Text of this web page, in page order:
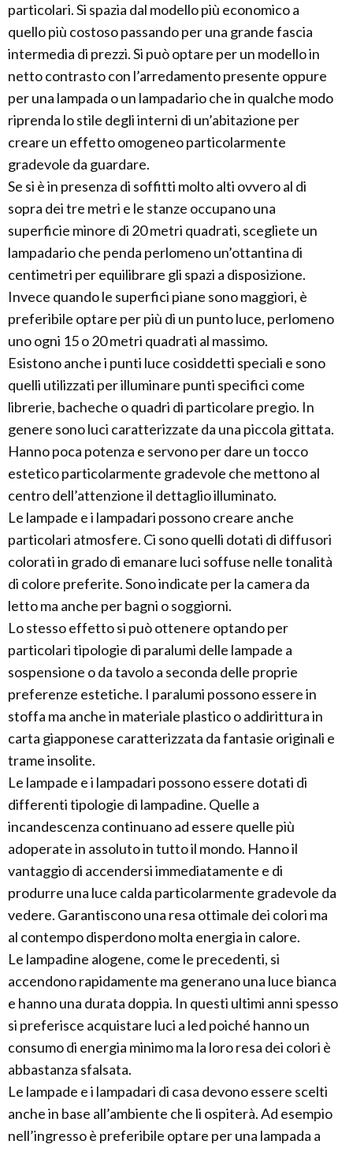
particolari. Si spazia dal modello più economico a
quello più costoso passando per una grande fascia
intermedia di prezzi. Si può optare per un modello in
netto contrasto con l’arredamento presente oppure
per una lampada o un lampadario che in qualche modo
riprenda lo stile degli interni di un’abitazione per
creare un effetto omogeneo particolarmente
gradevole da guardare.
Se si è in presenza di soffitti molto alti ovvero al di
sopra dei tre metri e le stanze occupano una
superficie minore di 20 metri quadrati, scegliete un
lampadario che penda perlomeno un’ottantina di
centimetri per equilibrare gli spazi a disposizione.
Invece quando le superfici piane sono maggiori, è
preferibile optare per più di un punto luce, perlomeno
uno ogni 15 o 20 metri quadrati al massimo.
Esistono anche i punti luce cosiddetti speciali e sono
quelli utilizzati per illuminare punti specifici come
librerie, bacheche o quadri di particolare pregio. In
genere sono luci caratterizzate da una piccola gittata.
Hanno poca potenza e servono per dare un tocco
estetico particolarmente gradevole che mettono al
centro dell’attenzione il dettaglio illuminato.
Le lampade e i lampadari possono creare anche
particolari atmosfere. Ci sono quelli dotati di diffusori
colorati in grado di emanare luci soffuse nelle tonalità
di colore preferite. Sono indicate per la camera da
letto ma anche per bagni o soggiorni.
Lo stesso effetto si può ottenere optando per
particolari tipologie di paralumi delle lampade a
sospensione o da tavolo a seconda delle proprie
preferenze estetiche. I paralumi possono essere in
stoffa ma anche in materiale plastico o addirittura in
carta giapponese caratterizzata da fantasie originali e
trame insolite.
Le lampade e i lampadari possono essere dotati di
differenti tipologie di lampadine. Quelle a
incandescenza continuano ad essere quelle più
adoperate in assoluto in tutto il mondo. Hanno il
vantaggio di accendersi immediatamente e di
produrre una luce calda particolarmente gradevole da
vedere. Garantiscono una resa ottimale dei colori ma
al contempo disperdono molta energia in calore.
Le lampadine alogene, come le precedenti, si
accendono rapidamente ma generano una luce bianca
e hanno una durata doppia. In questi ultimi anni spesso
si preferisce acquistare luci a led poiché hanno un
consumo di energia minimo ma la loro resa dei colori è
abbastanza sfalsata.
Le lampade e i lampadari di casa devono essere scelti
anche in base all’ambiente che li ospiterà. Ad esempio
nell’ingresso è preferibile optare per una lampada a